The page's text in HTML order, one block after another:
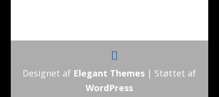
Designet af Elegant Themes | Støttet af
WordPress